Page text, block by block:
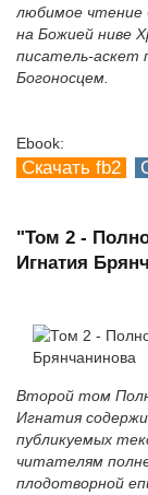
любимое чтение
на Божией ниве
писатель-аскет
Богоносцем.
Ebook:
Скачать fb2
"Том 2 -
Игнатия
Второй том
Игнатия
публикуемых
читателям
плодотворной